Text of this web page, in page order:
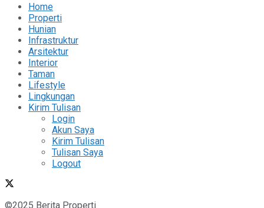
Home
Properti
Hunian
Infrastruktur
Arsitektur
Interior
Taman
Lifestyle
Lingkungan
Kirim Tulisan
Login
Akun Saya
Kirim Tulisan
Tulisan Saya
Logout
©2025 Berita Properti